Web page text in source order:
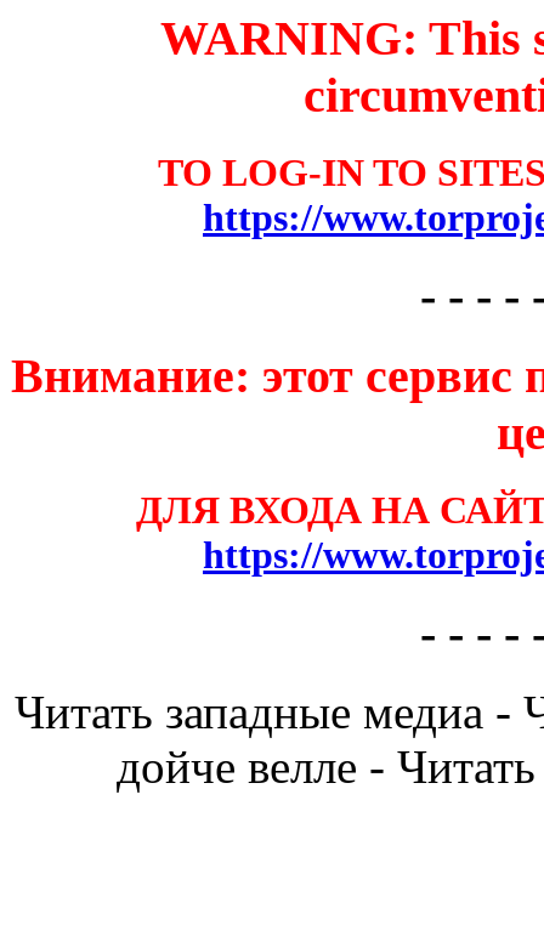
WARNING: This
TO LOG-IN TO
https://
- - - -
Внимание: этот сервис
ДЛЯ ВХОДА НА САЙТЫ:
https://
- - - -
Читать западные медиа -
дойче велле -